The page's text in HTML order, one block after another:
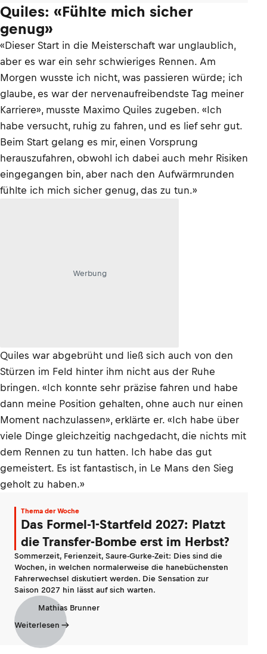
Quiles: «Fühlte mich sicher
genug»
«Dieser Start in die Meisterschaft war unglaublich,
aber es war ein sehr schwieriges Rennen. Am
Morgen wusste ich nicht, was passieren würde; ich
glaube, es war der nervenaufreibendste Tag meiner
Karriere», musste Maximo Quiles zugeben. «Ich
habe versucht, ruhig zu fahren, und es lief sehr gut.
Beim Start gelang es mir, einen Vorsprung
herauszufahren, obwohl ich dabei auch mehr Risiken
eingegangen bin, aber nach den Aufwärmrunden
fühlte ich mich sicher genug, das zu tun.»
Werbung
Quiles war abgebrüht und ließ sich auch von den
Stürzen im Feld hinter ihm nicht aus der Ruhe
bringen. «Ich konnte sehr präzise fahren und habe
dann meine Position gehalten, ohne auch nur einen
Moment nachzulassen», erklärte er. «Ich habe über
viele Dinge gleichzeitig nachgedacht, die nichts mit
dem Rennen zu tun hatten. Ich habe das gut
gemeistert. Es ist fantastisch, in Le Mans den Sieg
geholt zu haben.»
Thema der Woche
Das Formel-1-Startfeld 2027: Platzt
die Transfer-Bombe erst im Herbst?
Sommerzeit, Ferienzeit, Saure-Gurke-Zeit: Dies sind die
Wochen, in welchen normalerweise die hanebüchensten
Fahrerwechsel diskutiert werden. Die Sensation zur
Saison 2027 hin lässt auf sich warten.
Mathias Brunner
Weiterlesen